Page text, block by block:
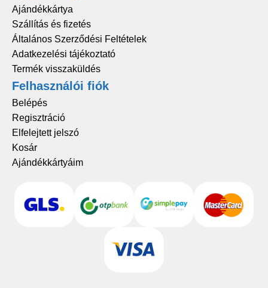
Ajándékkártya
Szállítás és fizetés
Általános Szerződési Feltételek
Adatkezelési tájékoztató
Termék visszaküldés
Felhasználói fiók
Belépés
Regisztráció
Elfelejtett jelszó
Kosár
Ajándékkártyáim